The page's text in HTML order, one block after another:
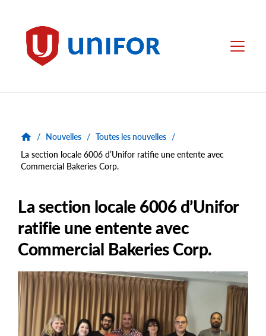
Unifor Menu
/ Nouvelles / Toutes les nouvelles /
La section locale 6006 d’Unifor ratifie une entente avec
Commercial Bakeries Corp.
La section locale 6006 d’Unifor
ratifie une entente avec
Commercial Bakeries Corp.
Main
Image
Image